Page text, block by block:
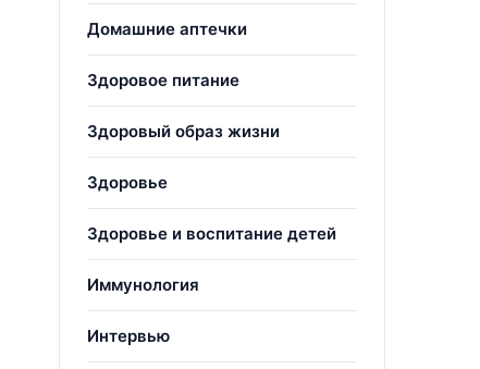
Домашние аптечки
Здоровое питание
Здоровый образ жизни
Здоровье
Здоровье и воспитание детей
Иммунология
Интервью